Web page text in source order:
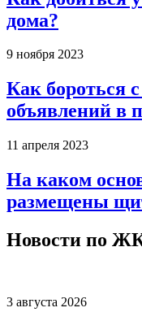
дома?
9 ноября 2023
Как бороться
объявлений в
11 апреля 2023
На каком
размещены
Новости по
3 августа 2026